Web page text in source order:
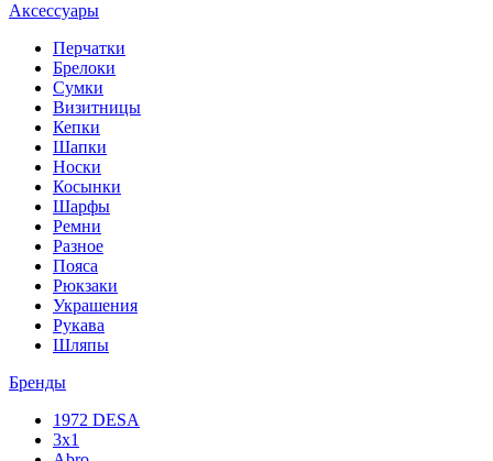
Аксессуары
Перчатки
Брелоки
Сумки
Визитницы
Кепки
Шапки
Носки
Косынки
Шарфы
Ремни
Разное
Пояса
Рюкзаки
Украшения
Рукава
Шляпы
Бренды
1972 DESA
3x1